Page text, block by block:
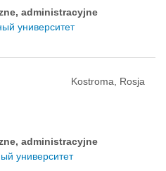
administracyjne
университет
Kostroma, Rosja
administracyjne
университет